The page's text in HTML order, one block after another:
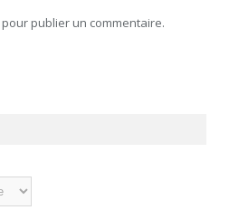
pour publier un commentaire.